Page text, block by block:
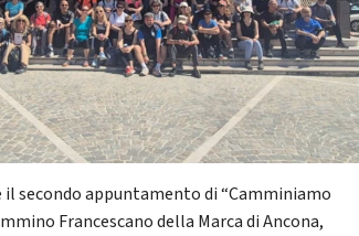
secondo appuntamento di “Camminiamo
Francescano della Marca di Ancona,